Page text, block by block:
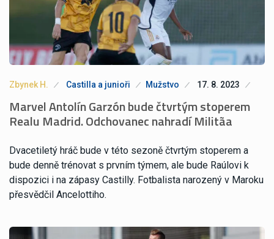
Zbynek H. Castilla a junioři Mužstvo 17. 8. 2023
Marvel Antolín Garzón bude čtvrtým stoperem
Realu Madrid. Odchovanec nahradí Militãa
Dvacetiletý hráč bude v této sezoně čtvrtým stoperem a
bude denně trénovat s prvním týmem, ale bude Raúlovi k
dispozici i na zápasy Castilly. Fotbalista narozený v Maroku
přesvědčil Ancelottiho.